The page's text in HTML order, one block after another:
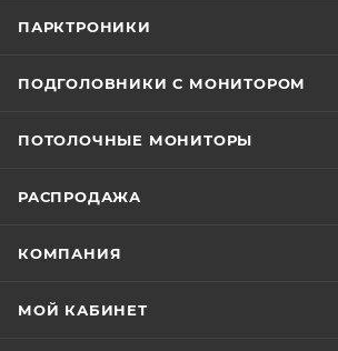
ПАРКТРОНИКИ
ПОДГОЛОВНИКИ С МОНИТОРОМ
ПОТОЛОЧНЫЕ МОНИТОРЫ
РАСПРОДАЖА
КОМПАНИЯ
МОЙ КАБИНЕТ